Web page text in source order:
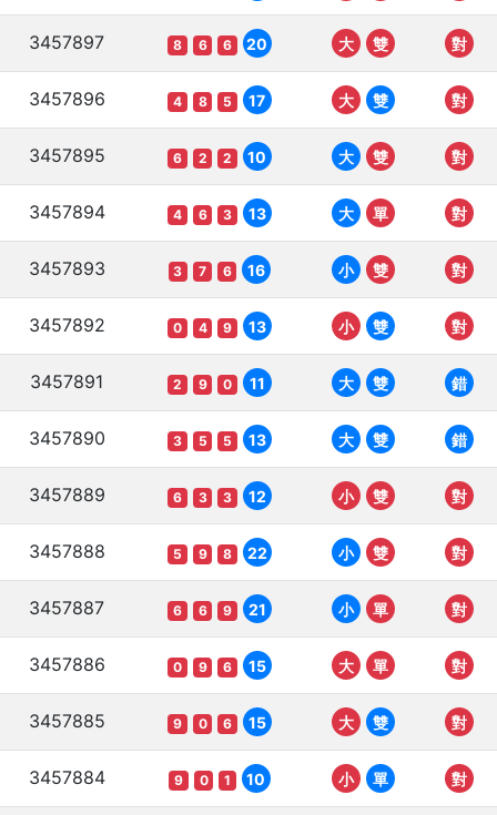
3457897 8 6 6 20 大 雙 對
3457896 4 8 5 17 大 雙 對
3457895 6 2 2 10 大 雙 對
3457894 4 6 3 13 大 單 對
3457893 3 7 6 16 小 雙 對
3457892 0 4 9 13 小 雙 對
3457891 2 9 0 11 大 雙 錯
3457890 3 5 5 13 大 雙 錯
3457889 6 3 3 12 小 雙 對
3457888 5 9 8 22 小 雙 對
3457887 6 6 9 21 小 單 對
3457886 0 9 6 15 大 單 對
3457885 9 0 6 15 大 雙 對
3457884 9 0 1 10 小 單 對